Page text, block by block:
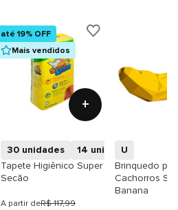
até 19% OFF
Mais vendidos
+
30 unidades
14 unidades
Tapete Higiênico Super
Secão
A partir deR$ 117,99
U
Brinquedo
Cachorros
Banana